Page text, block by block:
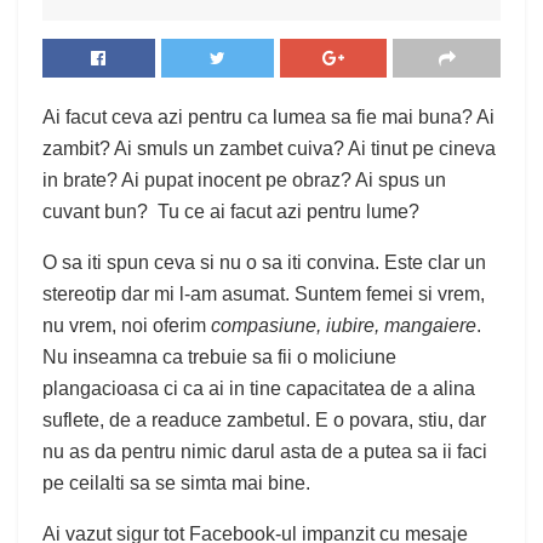
Ai facut ceva azi pentru ca lumea sa fie mai buna? Ai
zambit? Ai smuls un zambet cuiva? Ai tinut pe cineva
in brate? Ai pupat inocent pe obraz? Ai spus un
cuvant bun? Tu ce ai facut azi pentru lume?
O sa iti spun ceva si nu o sa iti convina. Este clar un
stereotip dar mi l-am asumat. Suntem femei si vrem,
nu vrem, noi oferim compasiune, iubire, mangaiere.
Nu inseamna ca trebuie sa fii o moliciune
plangacioasa ci ca ai in tine capacitatea de a alina
suflete, de a readuce zambetul. E o povara, stiu, dar
nu as da pentru nimic darul asta de a putea sa ii faci
pe ceilalti sa se simta mai bine.
Ai vazut sigur tot Facebook-ul impanzit cu mesaje